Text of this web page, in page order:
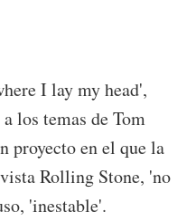
I lay my head',
los temas de Tom
proyecto en el que la
Rolling Stone, 'no
'inestable'.